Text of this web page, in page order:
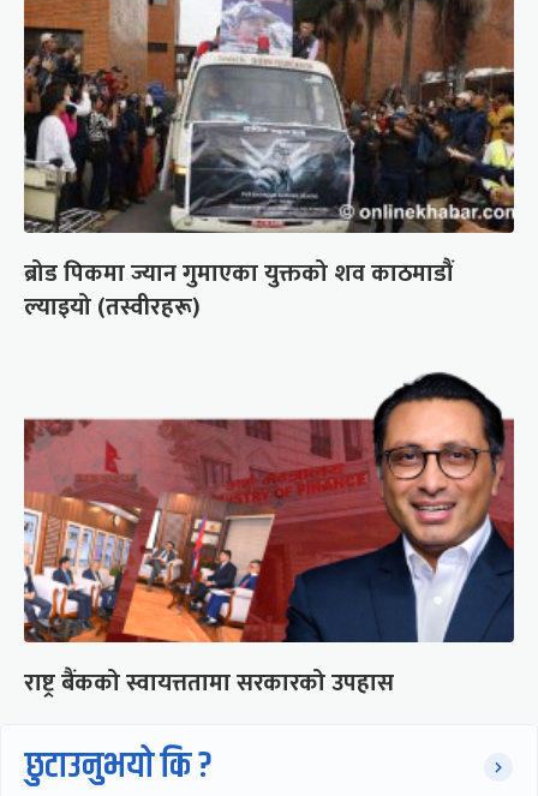
ब्रोड पिकमा ज्यान गुमाएका युक्तको शव काठमाडौं
ल्याइयो (तस्वीरहरू)
राष्ट्र बैंकको स्वायत्ततामा सरकारको उपहास
छुटाउनुभयो कि ?